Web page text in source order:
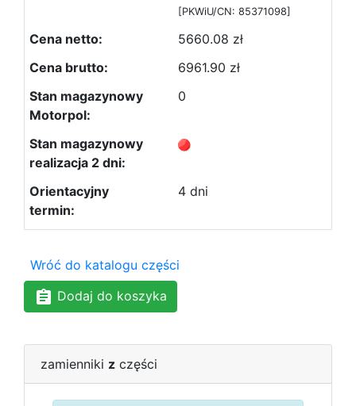
[PKWiU/CN: 85371098]
5660.08 zł
6961.90 zł
0
4 dni
Wróć do katalogu części
Dodaj do koszyka
zamienniki z części